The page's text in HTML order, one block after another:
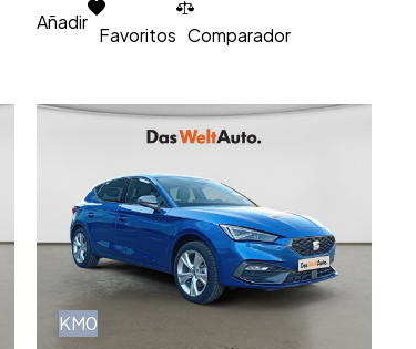
Añadir
Favoritos Comparador
KM0